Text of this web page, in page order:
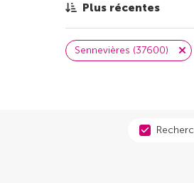
Plus récentes
Sennevières (37600)